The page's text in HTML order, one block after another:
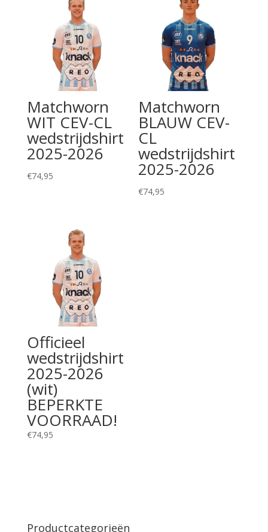
Matchworn
WIT CEV-CL
wedstrijdshirt
2025-2026
€74,95
Matchworn
BLAUW CEV-
CL
wedstrijdshirt
2025-2026
€74,95
Officieel
wedstrijdshirt
2025-2026
(wit)
BEPERKTE
VOORRAAD!
€74,95
Productcategorieën